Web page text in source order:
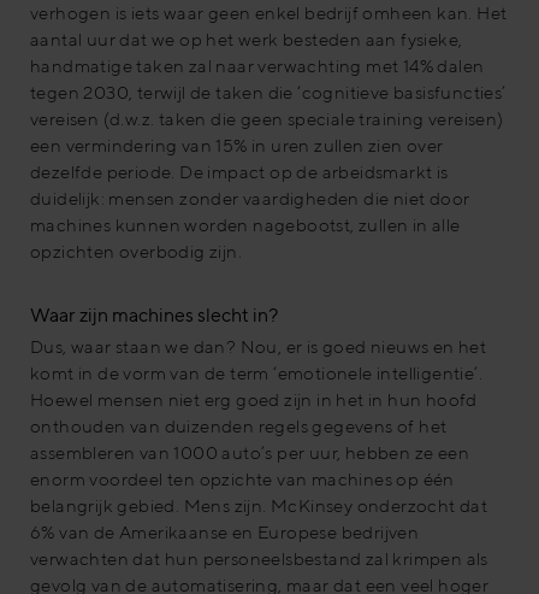
verhogen is iets waar geen enkel bedrijf omheen kan. Het
aantal uur dat we op het werk besteden aan fysieke,
handmatige taken zal naar verwachting met 14% dalen
tegen 2030, terwijl de taken die ‘cognitieve basisfuncties’
vereisen (d.w.z. taken die geen speciale training vereisen)
een vermindering van 15% in uren zullen zien over
dezelfde periode. De impact op de arbeidsmarkt is
duidelijk: mensen zonder vaardigheden die niet door
machines kunnen worden nagebootst, zullen in alle
opzichten overbodig zijn.
Waar zijn machines slecht in?
Dus, waar staan we dan? Nou, er is goed nieuws en het
komt in de vorm van de term ‘emotionele intelligentie’.
Hoewel mensen niet erg goed zijn in het in hun hoofd
onthouden van duizenden regels gegevens of het
assembleren van 1000 auto’s per uur, hebben ze een
enorm voordeel ten opzichte van machines op één
belangrijk gebied. Mens zijn. McKinsey onderzocht dat
6% van de Amerikaanse en Europese bedrijven
verwachten dat hun personeelsbestand zal krimpen als
gevolg van de automatisering, maar dat een veel hoger